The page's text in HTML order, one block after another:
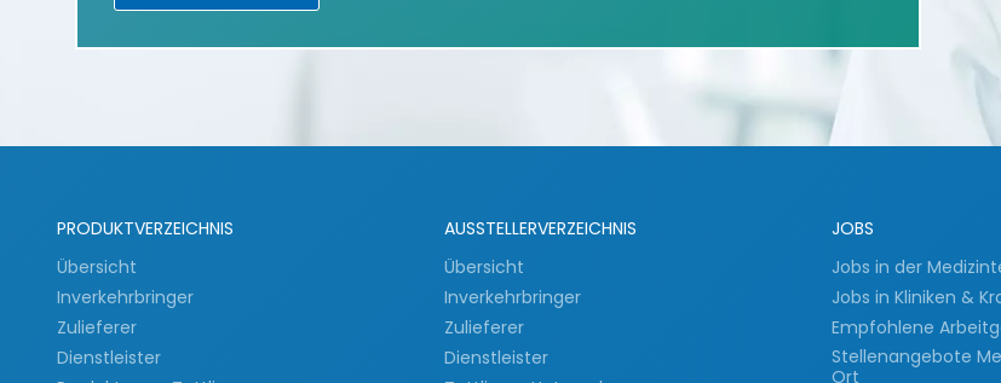
PRODUKTVERZEICHNIS
Übersicht
Inverkehrbringer
Zulieferer
Dienstleister
AUSSTELLERVERZEICHNIS
Übersicht
Inverkehrbringer
Zulieferer
Dienstleister
JOBS
Jobs in der
Jobs in Kliniken &
Empfohlene
Stellenangebote
Ort